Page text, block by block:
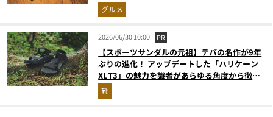
グルメ
2026/06/30 10:00 PR
【スポーツサンダルの元祖】テバの名作が9年
ぶりの進化！ アップデートした「ハリケーン
XLT3」の魅力を識者があらゆる角度から徹底
解説！
靴